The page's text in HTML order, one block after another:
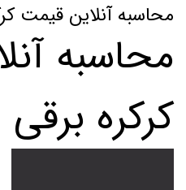
محاسبه آنلاین قیمت
محاسبه
کرکره برقی